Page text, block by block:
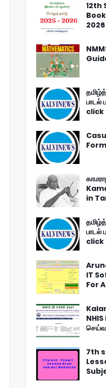
12th
பாடல்
click
in
பாடல்
click
IT
For
7th